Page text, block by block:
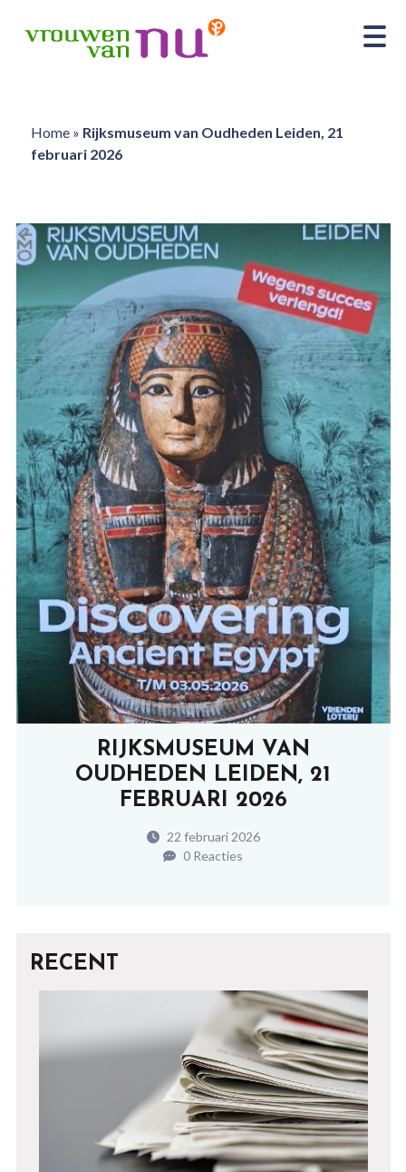
Home» Rijksmuseum van Oudheden Leiden, 21
februari 2026
RIJKSMUSEUM VAN
OUDHEDEN LEIDEN, 21
FEBRUARI 2026
22 februari 2026
0 Reacties
RECENT